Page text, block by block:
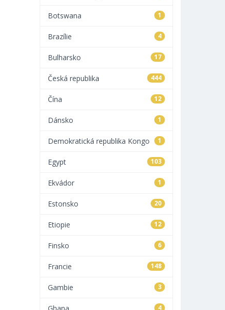
1
Botswana
4
Brazílie
17
Bulharsko
444
Česká republika
12
Čína
1
Dánsko
1
Demokratická republika Kongo
103
Egypt
1
Ekvádor
20
Estonsko
12
Etiopie
6
Finsko
148
Francie
3
Gambie
4